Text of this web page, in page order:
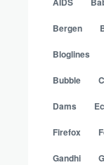
Bergen
Bloglines
Bubble
Dams
Firefox
Gandhi